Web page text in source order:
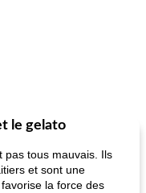
le gelato
pas tous mauvais. Ils
et sont une
la force des